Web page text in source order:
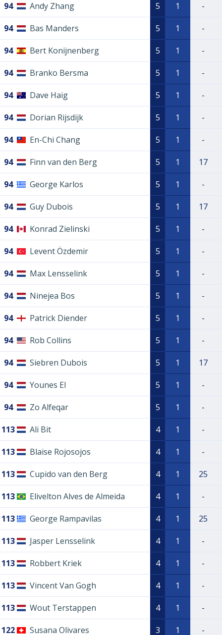
94 Andy Zhang 5 1 -
94 Bas Manders 5 1 -
94 Bert Konijnenberg 5 1 -
94 Branko Bersma 5 1 -
94 Dave Haig 5 1 -
94 Dorian Rijsdijk 5 1 -
94 En-Chi Chang 5 1 -
94 Finn van den Berg 5 1 17
94 George Karlos 5 1 -
94 Guy Dubois 5 1 17
94 Konrad Zielinski 5 1 -
94 Levent Özdemir 5 1 -
94 Max Lensselink 5 1 -
94 Ninejea Bos 5 1 -
94 Patrick Diender 5 1 -
94 Rob Collins 5 1 -
94 Siebren Dubois 5 1 17
94 Younes El 5 1 -
94 Zo Alfeqar 5 1 -
113 Ali Bit 4 1 -
113 Blaise Rojosojos 4 1 -
113 Cupido van den Berg 4 1 25
113 Elivelton Alves de Almeida 4 1 -
113 George Rampavilas 4 1 25
113 Jasper Lensselink 4 1 -
113 Robbert Kriek 4 1 -
113 Vincent Van Gogh 4 1 -
113 Wout Terstappen 4 1 -
122 Susana Olivares 3 1 -